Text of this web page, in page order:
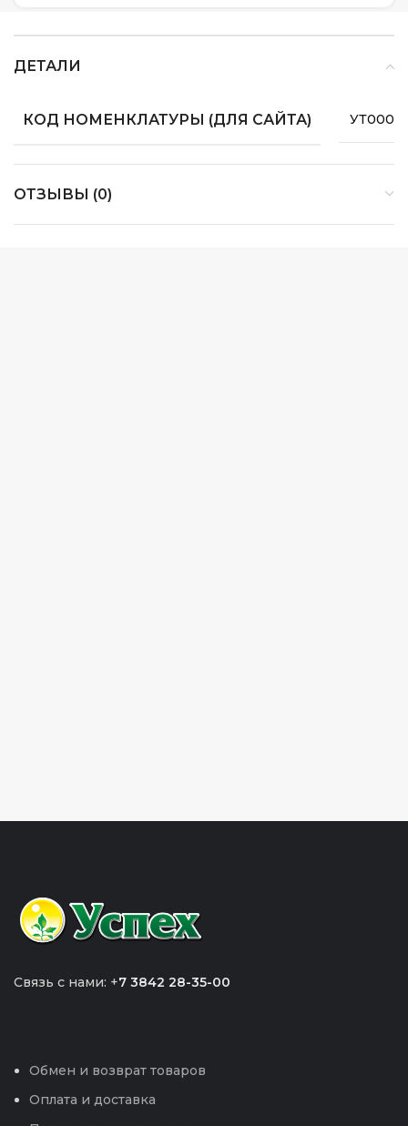
ДЕТАЛИ
КОД НОМЕНКЛАТУРЫ (ДЛЯ САЙТА)
ОТЗЫВЫ (0)
Связь с нами: +7 3842 28-35-00
Обмен и возврат товаров
Оплата и доставка